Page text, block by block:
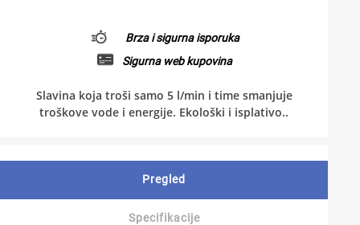
Brza i sigurna isporuka
Sigurna web kupovina
Slavina koja troši samo 5 l/min i time smanjuje
troškove vode i energije. Ekološki i isplativo..
Pregled
Specifikacije